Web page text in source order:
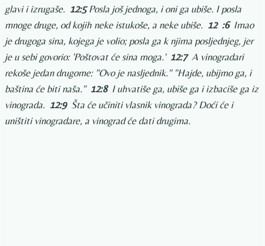
glavi i izrugaše. 12:5 Posla još jednoga, i oni ga ubiše. I posla
mnoge druge, od kojih neke istukoše, a neke ubiše. 12 :6 Imao
je drugoga sina, kojega je volio; posla ga k njima posljednjeg, jer
je u sebi govorio: 'Poštovat će sina moga.' 12:7 A vinogradari
rekoše jedan drugome: "Ovo je nasljednik." "Hajde, ubijmo ga, i
baština će biti naša." 12:8 I uhvatiše ga, ubiše ga i izbaciše ga iz
vinograda. 12:9 Šta će učiniti vlasnik vinograda? Doći će i
uništiti vinogradare, a vinograd će dati drugima.